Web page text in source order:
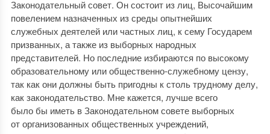
Законодательный совет. Он состоит из лиц, Высочайшим
повелением назначенных из среды опытнейших
служебных деятелей или частных лиц, к сему Государем
призванных, а также из выборных народных
представителей. Но последние избираются по высокому
образовательному или общественно-служебному цензу,
так как они должны быть пригодны к столь трудному делу,
как законодательство. Мне кажется, лучше всего
было бы иметь в Законодательном совете выборных
от организованных общественных учреждений,